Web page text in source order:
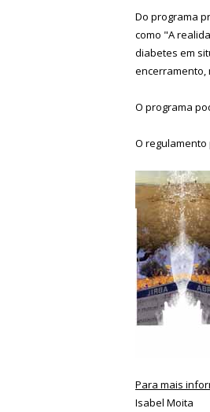
Do programa
como "A
diabetes em
encerramento,
O programa
O
Para mais
Isabel Moita